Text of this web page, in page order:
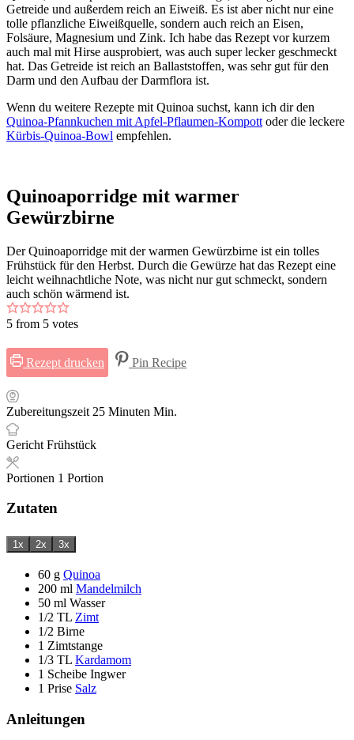
Getreide und außerdem reich an Eiweiß. Es ist aber nicht nur eine
tolle pflanzliche Eiweißquelle, sondern auch reich an Eisen,
Folsäure, Magnesium und Zink. Ich habe das Rezept vor kurzem
auch mal mit Hirse ausprobiert, was auch super lecker geschmeckt
hat. Das Getreide ist reich an Ballaststoffen, was sehr gut für den
Darm und den Aufbau der Darmflora ist.
Wenn du weitere Rezepte mit Quinoa suchst, kann ich dir den
Quinoa-Pfannkuchen mit Apfel-Pflaumen-Kompott oder die leckere
Kürbis-Quinoa-Bowl empfehlen.
Quinoaporridge mit warmer
Gewürzbirne
Der Quinoaporridge mit der warmen Gewürzbirne ist ein tolles
Frühstück für den Herbst. Durch die Gewürze hat das Rezept eine
leicht weihnachtliche Note, was nicht nur gut schmeckt, sondern
auch schön wärmend ist.
5 from 5 votes
Rezept drucken Pin Recipe
Zubereitungszeit 25 Minuten Min.
Gericht Frühstück
Portionen 1 Portion
Zutaten
1x 2x 3x
60 g Quinoa
200 ml Mandelmilch
50 ml Wasser
1/2 TL Zimt
1/2 Birne
1 Zimtstange
1/3 TL Kardamom
1 Scheibe Ingwer
1 Prise Salz
Anleitungen